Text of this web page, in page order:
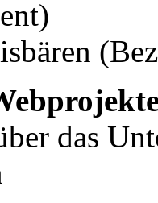
das